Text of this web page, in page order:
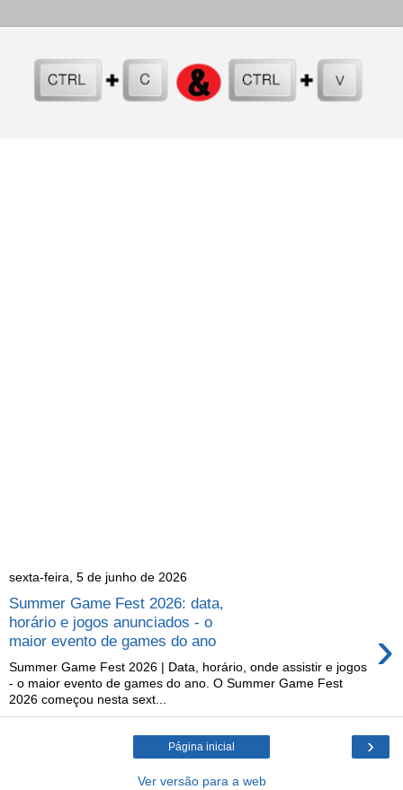
sexta-feira, 5 de junho de 2026
Summer Game Fest 2026: data,
horário e jogos anunciados - o
maior evento de games do ano
›
Summer Game Fest 2026 | Data, horário, onde assistir e jogos
- o maior evento de games do ano. O Summer Game Fest
2026 começou nesta sext...
›
Página inicial
Ver versão para a web